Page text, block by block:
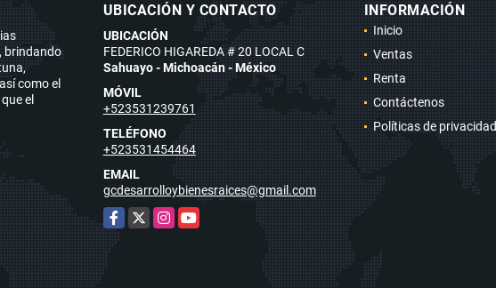
brindando
como el
el
UBICACIÓN Y CONTACTO
UBICACIÓN
FEDERICO HIGAREDA # 20 LOCAL C
Sahuayo - Michoacán - México
MÓVIL
+523531239761
TELÉFONO
+523531454464
EMAIL
gcdesarrolloybienesraices@gmail.com
Facebook
X Instagram
YouTube
INFORMACIÓN
Inicio
Ventas
Renta
Contáctenos
Políticas de privacidad